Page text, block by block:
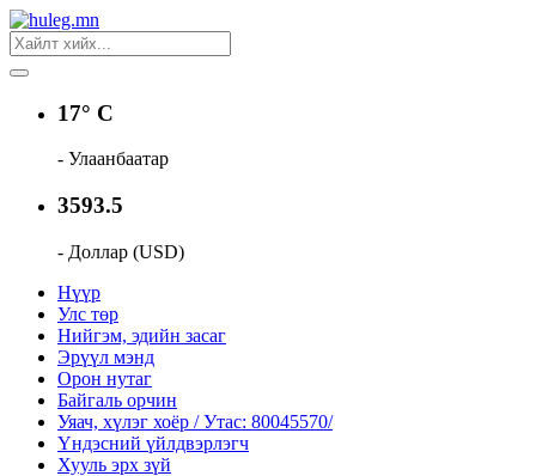
17° C
- Улаанбаатар
3593.5
- Доллар (USD)
Нүүр
Улс төр
Нийгэм, эдийн засаг
Эрүүл мэнд
Орон нутаг
Байгаль орчин
Уяач, хүлэг хоёр / Утас: 80045570/
Үндэсний үйлдвэрлэгч
Хууль эрх зүй